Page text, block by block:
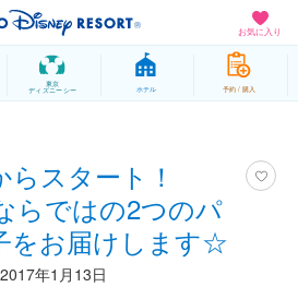
お気に入り
東京
ディズニーシー ホテル 予約 / 購入
らスタート！
らではの2つのパ
をお届けします☆
2017年1月13日